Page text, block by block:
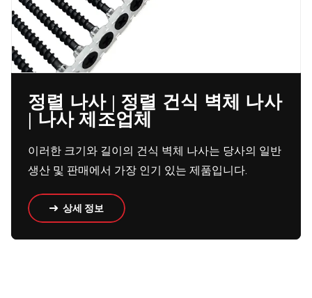
정렬 나사 | 정렬 건식 벽체 나사
| 나사 제조업체
이러한 크기와 길이의 건식 벽체 나사는 당사의 일반
생산 및 판매에서 가장 인기 있는 제품입니다.
상세 정보